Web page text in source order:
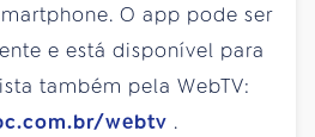
O app pode ser
e está disponível para
também pela WebTV:
webtv .